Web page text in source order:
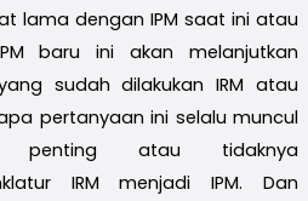
lama dengan IPM saat ini atau
baru ini akan melanjutkan
sudah dilakukan IRM atau
pertanyaan ini selalu muncul
penting atau tidaknya
IRM menjadi IPM. Dan